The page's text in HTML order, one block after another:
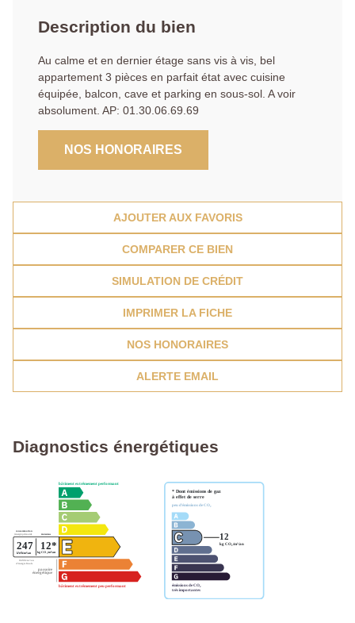
Description du bien
Au calme et en dernier étage sans vis à vis, bel
appartement 3 pièces en parfait état avec cuisine
équipée, balcon, cave et parking en sous-sol. A voir
absolument. AP: 01.30.06.69.69
NOS HONORAIRES
AJOUTER AUX FAVORIS
COMPARER CE BIEN
SIMULATION DE CRÉDIT
IMPRIMER LA FICHE
NOS HONORAIRES
ALERTE EMAIL
Diagnostics énergétiques